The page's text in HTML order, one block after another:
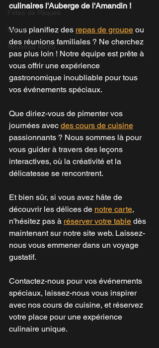
Fêtes de Pâques
Menu
Nouveau Menu
culinaires l'Auberge de l'Amandin !
Vous planifiez des repas de groupe ou
des réunions familiales ? Ne cherchez
pas plus loin ! Notre équipe est prête à
vous offrir une expérience
gastronomique inoubliable pour tous
vos événements spéciaux.
Que diriez-vous de pimenter vos
journées avec des cours de cuisine
passionnants ? Nous sommes là pour
vous guider à travers des leçons
interactives, où la créativité et la
délicatesse se rencontrent.
Et bien sûr, si vous avez hâte de
découvrir les délices de notre carte,
n'hésitez pas à réserver votre table dès
maintenant sur notre site web. Laissez-
nous vous emmener dans un voyage
gustatif.
Contactez-nous pour vos événements
spéciaux, laissez-nous vous inspirer
avec nos cours de cuisine, et réservez
votre place pour une expérience
culinaire unique.